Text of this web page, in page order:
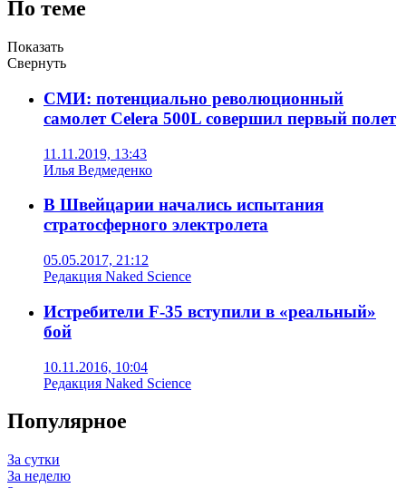
По теме
Показать
Свернуть
СМИ: потенциально революционный
самолет Celera 500L совершил первый полет
11.11.2019, 13:43
Илья Ведмеденко
В Швейцарии начались испытания
стратосферного электролета
05.05.2017, 21:12
Редакция Naked Science
Истребители F-35 вступили в «реальный»
бой
10.11.2016, 10:04
Редакция Naked Science
Популярное
За сутки
За неделю